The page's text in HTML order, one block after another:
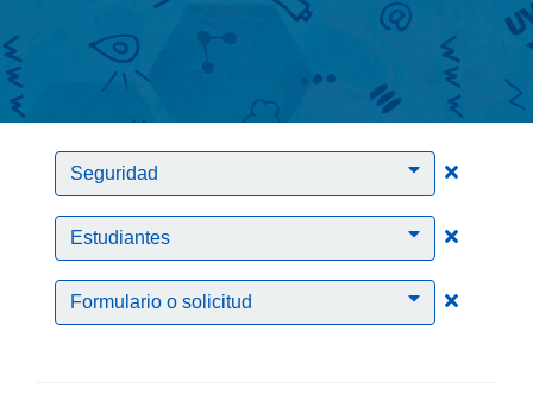
Seguridad Clic
Estudiantes Clic
Formulario o solicitud Clic